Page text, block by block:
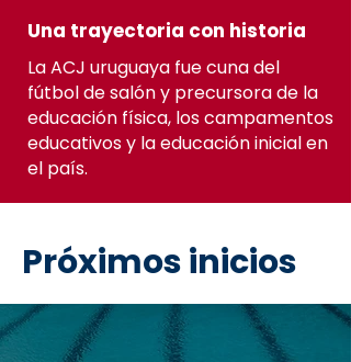
Una trayectoria con historia
La ACJ uruguaya fue cuna del
fútbol de salón y precursora de la
educación física, los campamentos
educativos y la educación inicial en
el país.
Próximos inicios